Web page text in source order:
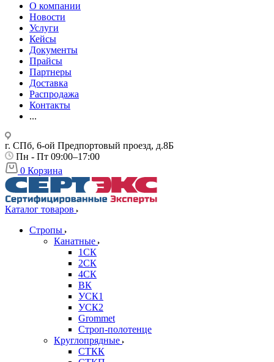
О компании
Новости
Услуги
Кейсы
Документы
Прайсы
Партнеры
Доставка
Распродажа
Контакты
...
г. СПб, 6-ой Предпортовый проезд, д.8Б
Пн - Пт 09:00–17:00
0 Корзина
Каталог товаров
Стропы
Канатные
1СК
2СК
4СК
ВК
УСК1
УСК2
Grommet
Строп-полотенце
Круглопрядные
СТКК